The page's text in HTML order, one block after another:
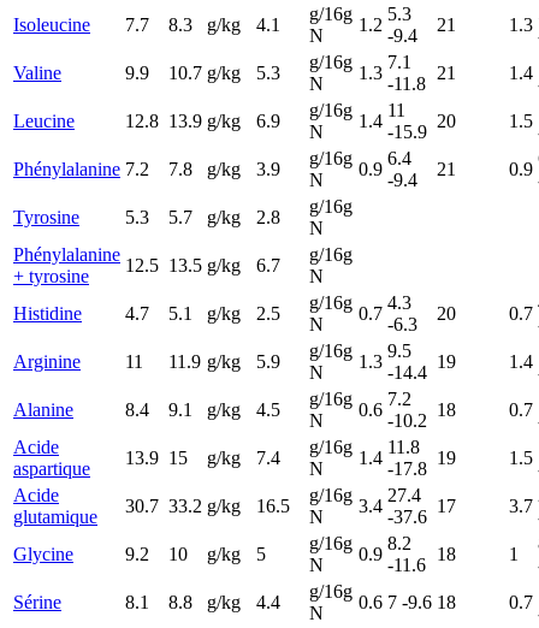
Isoleucine
7.7 8.3 g/kg 4.1
g/16g
N
1.2
5.3
-9.4
21 1.3
Valine
9.9 10.7 g/kg 5.3
g/16g
N
1.3
7.1
-11.8
21 1.4
Leucine
12.8 13.9 g/kg 6.9
g/16g
N
1.4
11
-15.9
20 1.5
Phénylalanine 7.2 7.8 g/kg 3.9
g/16g
N
0.9
6.4
-9.4
21 0.9
Tyrosine
5.3 5.7 g/kg 2.8
g/16g
N
Phénylalanine
+ tyrosine
12.5 13.5 g/kg 6.7
g/16g
N
Histidine
4.7 5.1 g/kg 2.5
g/16g
N
0.7
4.3
-6.3
20 0.7
Arginine
11 11.9 g/kg 5.9
g/16g
N
1.3
9.5
-14.4
19 1.4
Alanine
8.4 9.1 g/kg 4.5
g/16g
N
0.6
7.2
-10.2
18 0.7
Acide
aspartique
13.9 15 g/kg 7.4
g/16g
N
1.4
11.8
-17.8
19 1.5
Acide
glutamique
30.7 33.2 g/kg 16.5
g/16g
N
3.4
27.4
-37.6
17 3.7
Glycine
9.2 10 g/kg 5
g/16g
N
0.9
8.2
-11.6
18 1
Sérine
8.1 8.8 g/kg 4.4
g/16g
N
0.6 7 -9.6 18 0.7